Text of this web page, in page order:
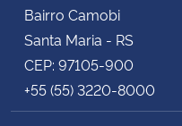
Secretaria de Governo
Gabinete de Segurança Institucional
Advocacia-Geral da União
Bairro Camobi
Santa Maria - RS
CEP: 97105-900
+55 (55) 3220-8000